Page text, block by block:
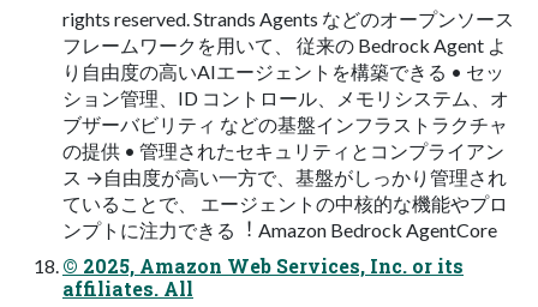
rights reserved. Strands Agents などのオープンソース
フレームワークを⽤いて、 従来の Bedrock Agent よ
り⾃由度の⾼いAIエージェントを構築できる • セッ
ション管理、ID コントロール、メモリシステム、オ
ブザーバビリティ などの基盤インフラストラクチャ
の提供 • 管理されたセキュリティとコンプライアン
ス →⾃由度が⾼い⼀⽅で、基盤がしっかり管理され
ていることで、 エージェントの中核的な機能やプロ
ンプトに注⼒できる︕ Amazon Bedrock AgentCore
© 2025, Amazon Web Services, Inc. or its
affiliates. All